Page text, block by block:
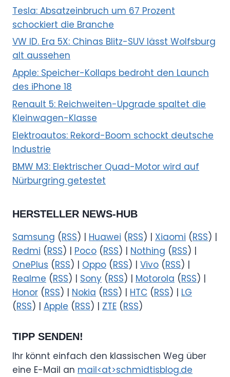
Tesla: Absatzeinbruch um 67 Prozent
schockiert die Branche
VW ID. Era 5X: Chinas Blitz-SUV lässt Wolfsburg
alt aussehen
Apple: Speicher-Kollaps bedroht den Launch
des iPhone 18
Renault 5: Reichweiten-Upgrade spaltet die
Kleinwagen-Klasse
Elektroautos: Rekord-Boom schockt deutsche
Industrie
BMW M3: Elektrischer Quad-Motor wird auf
Nürburgring getestet
HERSTELLER NEWS-HUB
Samsung (RSS) | Huawei (RSS) | Xiaomi (RSS) |
Redmi (RSS) | Poco (RSS) | Nothing (RSS) |
OnePlus (RSS) | Oppo (RSS) | Vivo (RSS) |
Realme (RSS) | Sony (RSS) | Motorola (RSS) |
Honor (RSS) | Nokia (RSS) | HTC (RSS) | LG
(RSS) | Apple (RSS) | ZTE (RSS)
TIPP SENDEN!
Ihr könnt einfach den klassischen Weg über
eine E-Mail an mail<at>schmidtisblog.de